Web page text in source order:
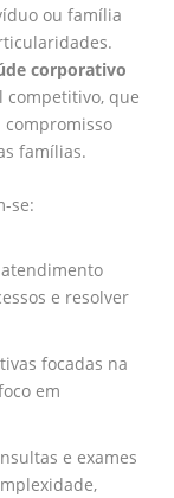
ou família
corporativo
competitivo, que
famílias.
se:
e resolver
focadas na
em
e exames